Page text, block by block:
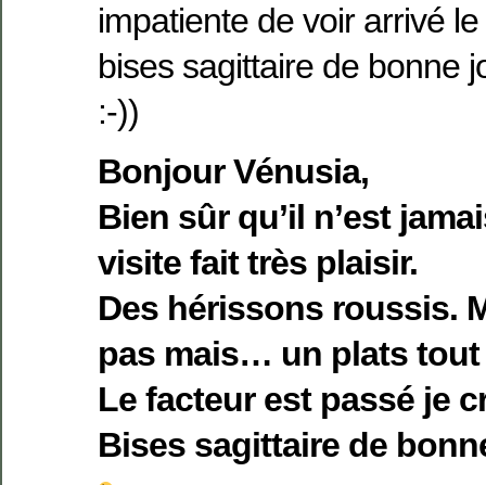
impatiente de voir arrivé
bises sagittaire de bonne
:-))
Bonjour Vénusia,
Bien sûr qu’il n’est
visite fait très plaisir.
Des hérissons roussis.
pas mais… un plats
Le facteur est passé je
Bises sagittaire de